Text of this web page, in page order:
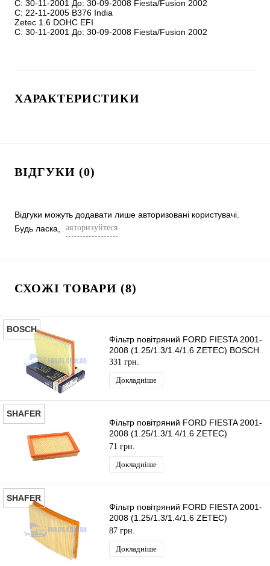
С: 30-11-2001 До: 30-09-2008 Fiesta/Fusion 2002
С: 22-11-2005 B376 India
Zetec 1.6 DOHC EFI
С: 30-11-2001 До: 30-09-2008 Fiesta/Fusion 2002
ХАРАКТЕРИСТИКИ
ВІДГУКИ (0)
Відгуки можуть додавати лише авторизовані користувачі.
Будь ласка,
авторизуйтеся
СХОЖІ ТОВАРИ (8)
BOSCH
Фільтр повітряний FORD FIESTA 2001-
2008 (1.25/1.3/1.4/1.6 ZETEC) BOSCH
331 грн.
Докладніше
SHAFER
Фільтр повітряний FORD FIESTA 2001-
2008 (1.25/1.3/1.4/1.6 ZETEC)
SHAFER
71 грн.
Докладніше
SHAFER
Фільтр повітряний FORD FIESTA 2001-
2008 (1.25/1.3/1.4/1.6 ZETEC)
SHAFER
87 грн.
Докладніше